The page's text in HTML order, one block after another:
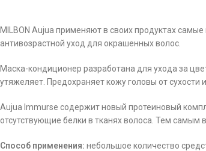
MILBON Aujua применяют в своих продуктах
антивозрастной уход для окрашенных волос.
Маска-кондиционер разработана для ухода за
утяжеляет. Предохраняет кожу головы от
Aujua Immurse содержит новый протеиновый
отсутствующие белки в тканях волоса. Тем самым
Способ применения: небольшое количество